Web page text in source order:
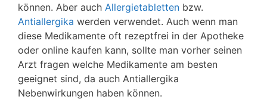
können. Aber auch Allergietabletten bzw.
Antiallergika werden verwendet. Auch wenn man
diese Medikamente oft rezeptfrei in der Apotheke
oder online kaufen kann, sollte man vorher seinen
Arzt fragen welche Medikamente am besten
geeignet sind, da auch Antiallergika
Nebenwirkungen haben können.